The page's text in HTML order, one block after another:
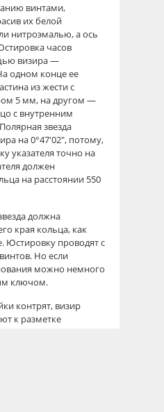
винтами,
их белой
нитроэмалью, а ось
часов
визира —
одном конце ее
из жести с
5 мм, на другом —
с внутренним
звезда
на 0°47'02", потому,
указателя точно на
должен
на расстоянии 550
должна
края кольца, как
Юстировку проводят с
Но если
можно немного
ключом.
контрят, визир
к разметке